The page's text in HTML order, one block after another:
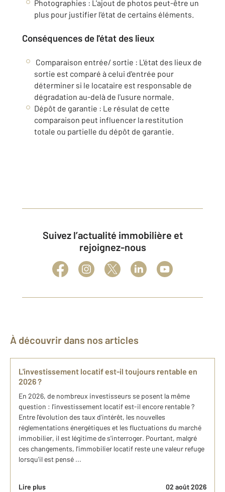
Photographies : L'ajout de photos peut-être un
plus pour justifier l'état de certains éléments.
Conséquences de l'état des lieux
Comparaison entrée/ sortie : L'état des lieux de
sortie est comparé à celui d'entrée pour
déterminer si le locataire est responsable de
dégradation au-delà de l'usure normale.
Dépôt de garantie : Le résulat de cette
comparaison peut influencer la restitution
totale ou partielle du dépôt de garantie.
Suivez l’actualité immobilière et
rejoignez-nous
À découvrir dans nos articles
L'investissement locatif est-il toujours rentable en
2026 ?
En 2026, de nombreux investisseurs se posent la même
question : l'investissement locatif est-il encore rentable ?
Entre l'évolution des taux d'intérêt, les nouvelles
réglementations énergétiques et les fluctuations du marché
immobilier, il est légitime de s'interroger. Pourtant, malgré
ces changements, l'immobilier locatif reste une valeur refuge
lorsqu'il est pensé ...
Lire plus 02 août 2026